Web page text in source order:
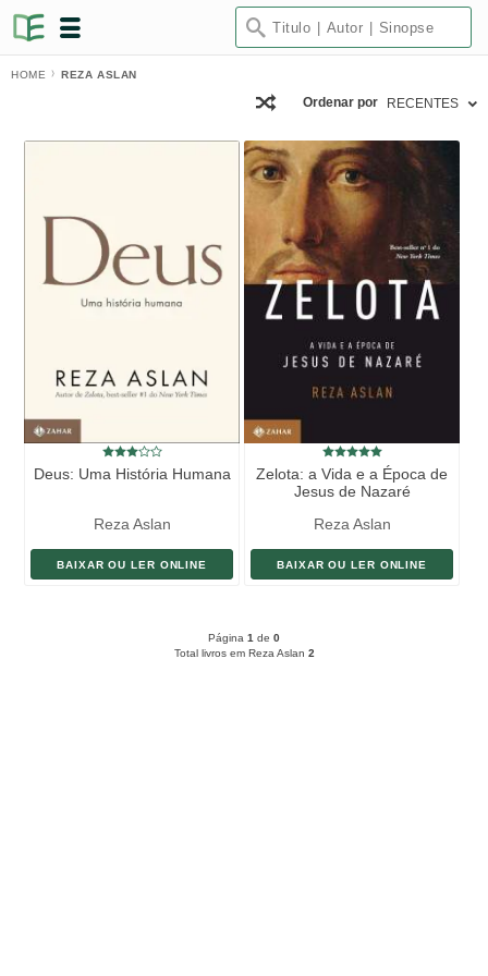
HOME REZA ASLAN
Ordenar por RECENTES
Deus: Uma História Humana
Reza Aslan
BAIXAR OU LER ONLINE
Zelota: a Vida e a Época de
Jesus de Nazaré
Reza Aslan
BAIXAR OU LER ONLINE
Página 1 de 0
Total livros em Reza Aslan 2